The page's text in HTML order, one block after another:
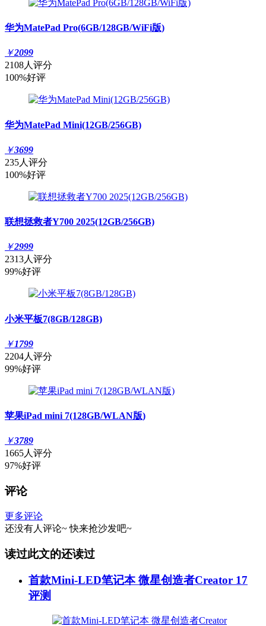
华为MatePad Pro(6GB/128GB/WiFi版)
￥2099
2108人评分
100%好评
华为MatePad Mini(12GB/256GB)
￥3699
235人评分
100%好评
联想拯救者Y700 2025(12GB/256GB)
￥2999
2313人评分
99%好评
小米平板7(8GB/128GB)
￥1799
2204人评分
99%好评
苹果iPad mini 7(128GB/WLAN版)
￥3789
1665人评分
97%好评
评论
更多评论
还没有人评论~ 快来抢沙发吧~
读过此文的还读过
首款Mini-LED笔记本 微星创造者Creator 17
评测